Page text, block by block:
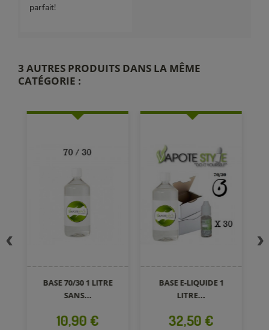
parfait!
3 AUTRES PRODUITS DANS LA MÊME
CATÉGORIE :
BASE 70/30 1 LITRE
SANS...
Prix
10,90 €
BASE E-LIQUIDE 1
LITRE...
Prix
32,50 €